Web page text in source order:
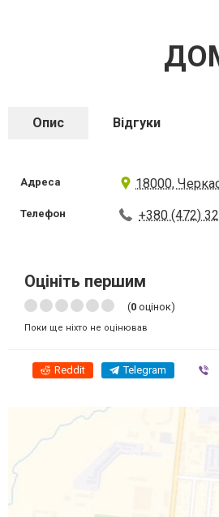
Опис Відгуки
Адреса 18000,
Телефон +380 (472)
Оцініть першим
(0 оцінок)
Поки ще ніхто не оцінював
Reddit Telegram